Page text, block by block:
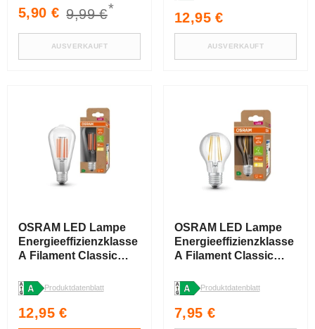
Verkaufspreis
5,90 € Normaler
Preis
9,99 €*
AUSVERKAUFT
Normaler
Preis
12,95 €
AUSVERKAUFT
OSRAM LED Lampe
Energieeffizienzklasse
A Filament Classic
Warmweiß
Produktdatenblatt
Normaler
Preis
12,95 €
OSRAM LED Lampe
Energieeffizienzklasse
A Filament Classic
Warmweiß
Produktdatenblatt
Normaler
Preis
7,95 €